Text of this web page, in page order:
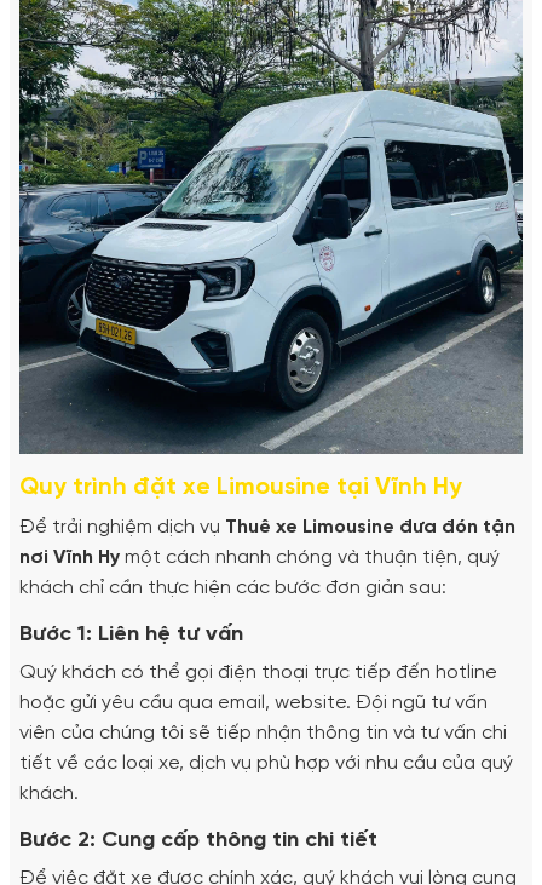
Quy trình đặt xe Limousine tại Vĩnh Hy
Để trải nghiệm dịch vụ Thuê xe Limousine đưa đón tận
nơi Vĩnh Hy một cách nhanh chóng và thuận tiện, quý
khách chỉ cần thực hiện các bước đơn giản sau:
Bước 1: Liên hệ tư vấn
Quý khách có thể gọi điện thoại trực tiếp đến hotline
hoặc gửi yêu cầu qua email, website. Đội ngũ tư vấn
viên của chúng tôi sẽ tiếp nhận thông tin và tư vấn chi
tiết về các loại xe, dịch vụ phù hợp với nhu cầu của quý
khách.
Bước 2: Cung cấp thông tin chi tiết
Để việc đặt xe được chính xác, quý khách vui lòng cung